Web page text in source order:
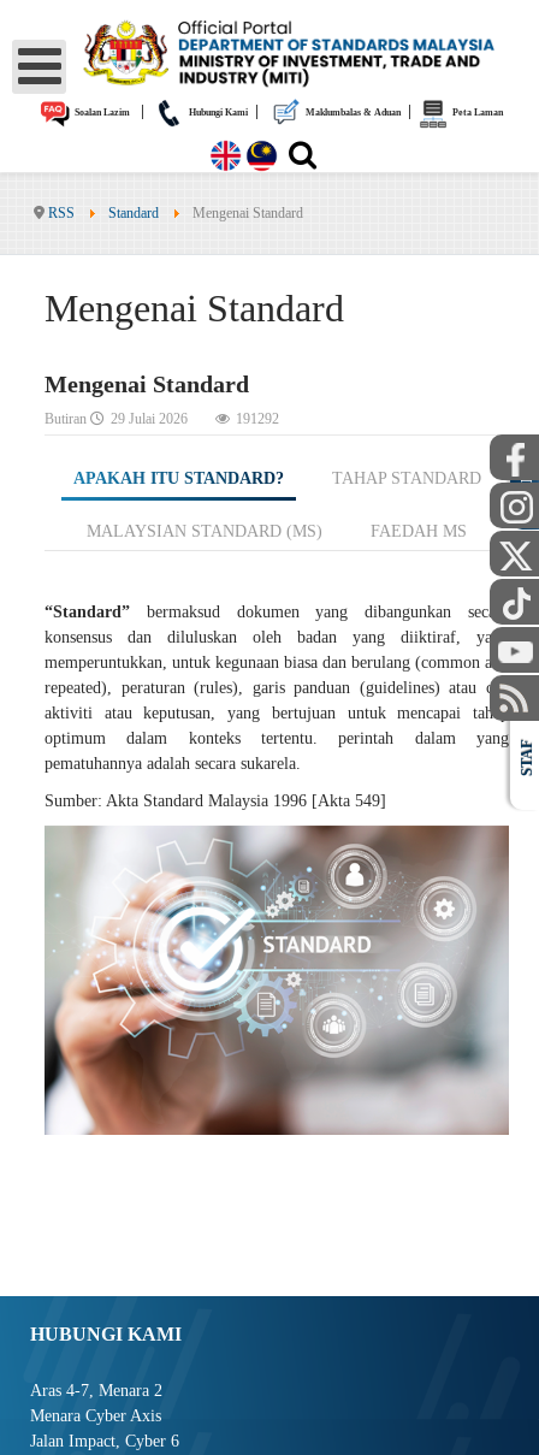
Soalan Lazim| Hubungi Kami| Maklumbalas & Aduan| Peta Laman
RSS Standard Mengenai Standard
Mengenai Standard
Mengenai Standard
Butiran 29 Julai 2026 191292
APAKAH ITU STANDARD? TAHAP STANDARD
MALAYSIAN STANDARD (MS) FAEDAH MS
“Standard” bermaksud dokumen yang dibangunkan secara
konsensus dan diluluskan oleh badan yang diiktiraf, yang
memperuntukkan, untuk kegunaan biasa dan berulang (common and
repeated), peraturan (rules), garis panduan (guidelines) atau ciri
aktiviti atau keputusan, yang bertujuan untuk mencapai tahap
optimum dalam konteks tertentu. perintah dalam yang
pematuhannya adalah secara sukarela.
Sumber: Akta Standard Malaysia 1996 [Akta 549]
HUBUNGI KAMI
Aras 4-7, Menara 2
Menara Cyber Axis
Jalan Impact, Cyber 6
AWAM
STAF